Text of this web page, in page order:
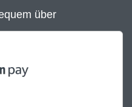
über